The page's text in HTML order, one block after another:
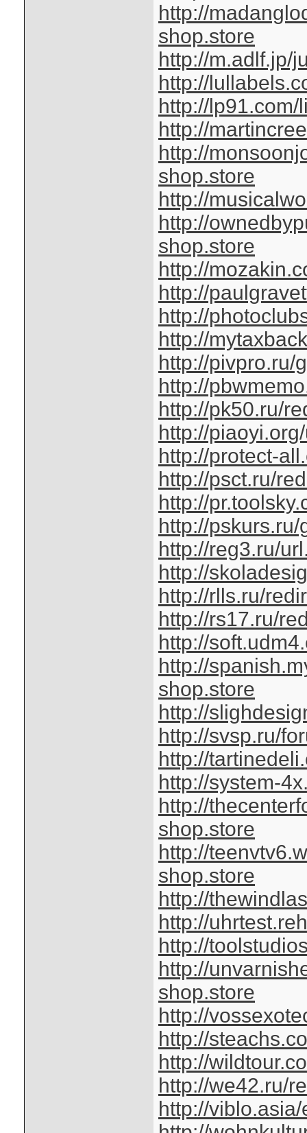
http://
shop.store
http://m.adlf.jp/
http://
http://
http://
http://
shop.store
http://
http://
shop.store
http://
http://
http://
http://
http://pivpro.ru/
http://
http://pk50.ru/
http://
http://protect-
http://psct.ru/
http://
http://
http://reg3.ru/
http://
http://rlls.ru/
http://rs17.ru/
http://
http://
shop.store
http://
http://svsp.ru/
http://
http://system-
http://
shop.store
http://
shop.store
http://
http://
http://
http://
shop.store
http://
http://
http://
http://we42.ru/
http://